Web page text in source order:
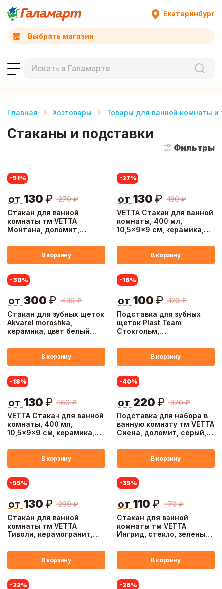
Екатеринбург
Выбрать магазин
Главная Хозтовары Товары для ванной комнаты и
Стаканы и подставки
Фильтры
Стакан для ванной
комнаты тм VETTA
Монтана, доломит,
-51%
270 ₽
от 130 ₽
В корзину
VETTA Стакан для ванной
комнаты, 400 мл,
10,5x9x9 см, керамика,
-27%
180 ₽
от 130 ₽
В корзину
Стакан для зубных щеток
Akvarel moroshka,
керамика, цвет белый
-30%
430 ₽
от 300 ₽
В корзину
Подставка для зубных
щеток Plast Team
Стокгольм,
серый
-16%
120 ₽
от 100 ₽
В корзину
VETTA Стакан для ванной
комнаты, 400 мл,
10,5x9x9 см, керамика,
-18%
160 ₽
от 130 ₽
В корзину
Подставка для набора в
ванную комнату тм VETTA
Сиена, доломит, серый,
-40%
370 ₽
от 220 ₽
В корзину
Стакан для ванной
комнаты тм VETTA
Тиволи, керамогранит,
-55%
290 ₽
от 130 ₽
В корзину
Стакан для ванной
комнаты тм VETTA
Ингрид, стекло, зеленый,
-35%
170 ₽
от 110 ₽
В корзину
-22% -28%